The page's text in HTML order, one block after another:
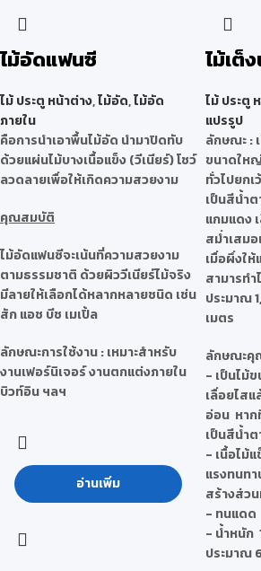
ไม้อัดแฟนซี
ไม้ ประตู หน้าต่าง,ไม้อัด,ไม้อัด
ภายใน
คือการนำเอาพื้นไม้อัด นำมาปิดทับ
ด้วยแผ่นไม้บางเนื้อแข็ง (วีเนียร์) โชว์
ลวดลายเพื่อให้เกิดความสวยงาม
คุณสมบัติ
ไม้อัดแฟนซีจะเน้นที่ความสวยงาม
ตามธรรมชาติ ด้วยผิววีเนียร์ไม้จริง
มีลายให้เลือกได้หลากหลายชนิด เช่น
สัก แอช บีช เมเปิ้ล
ลักษณะการใช้งาน : เหมาะสำหรับ
งานเฟอร์นิเจอร์ งานตกแต่งภายใน
บิวท์อิน ฯลฯ
อ่านเพิ่ม
ไม้เต็
ไม้ ประตู
แปรรูป
ลักษณะ:
ขนาดให
ทั่วไปยก
เป็นสีน้ำ
แกมแดง
สม่ำเสม
เมื่อผึ่งใ
สามารท
ประมาณ
เมตร
ลักษณะ
- เป็นไม้
เลื่อยไสแ
อ่อน หาก
เป็นสีน้ำ
- เนื้อไม้
แรงทนท
สร้างส่ว
- ทนแดด
- น้ำหนัก
ประมาณ